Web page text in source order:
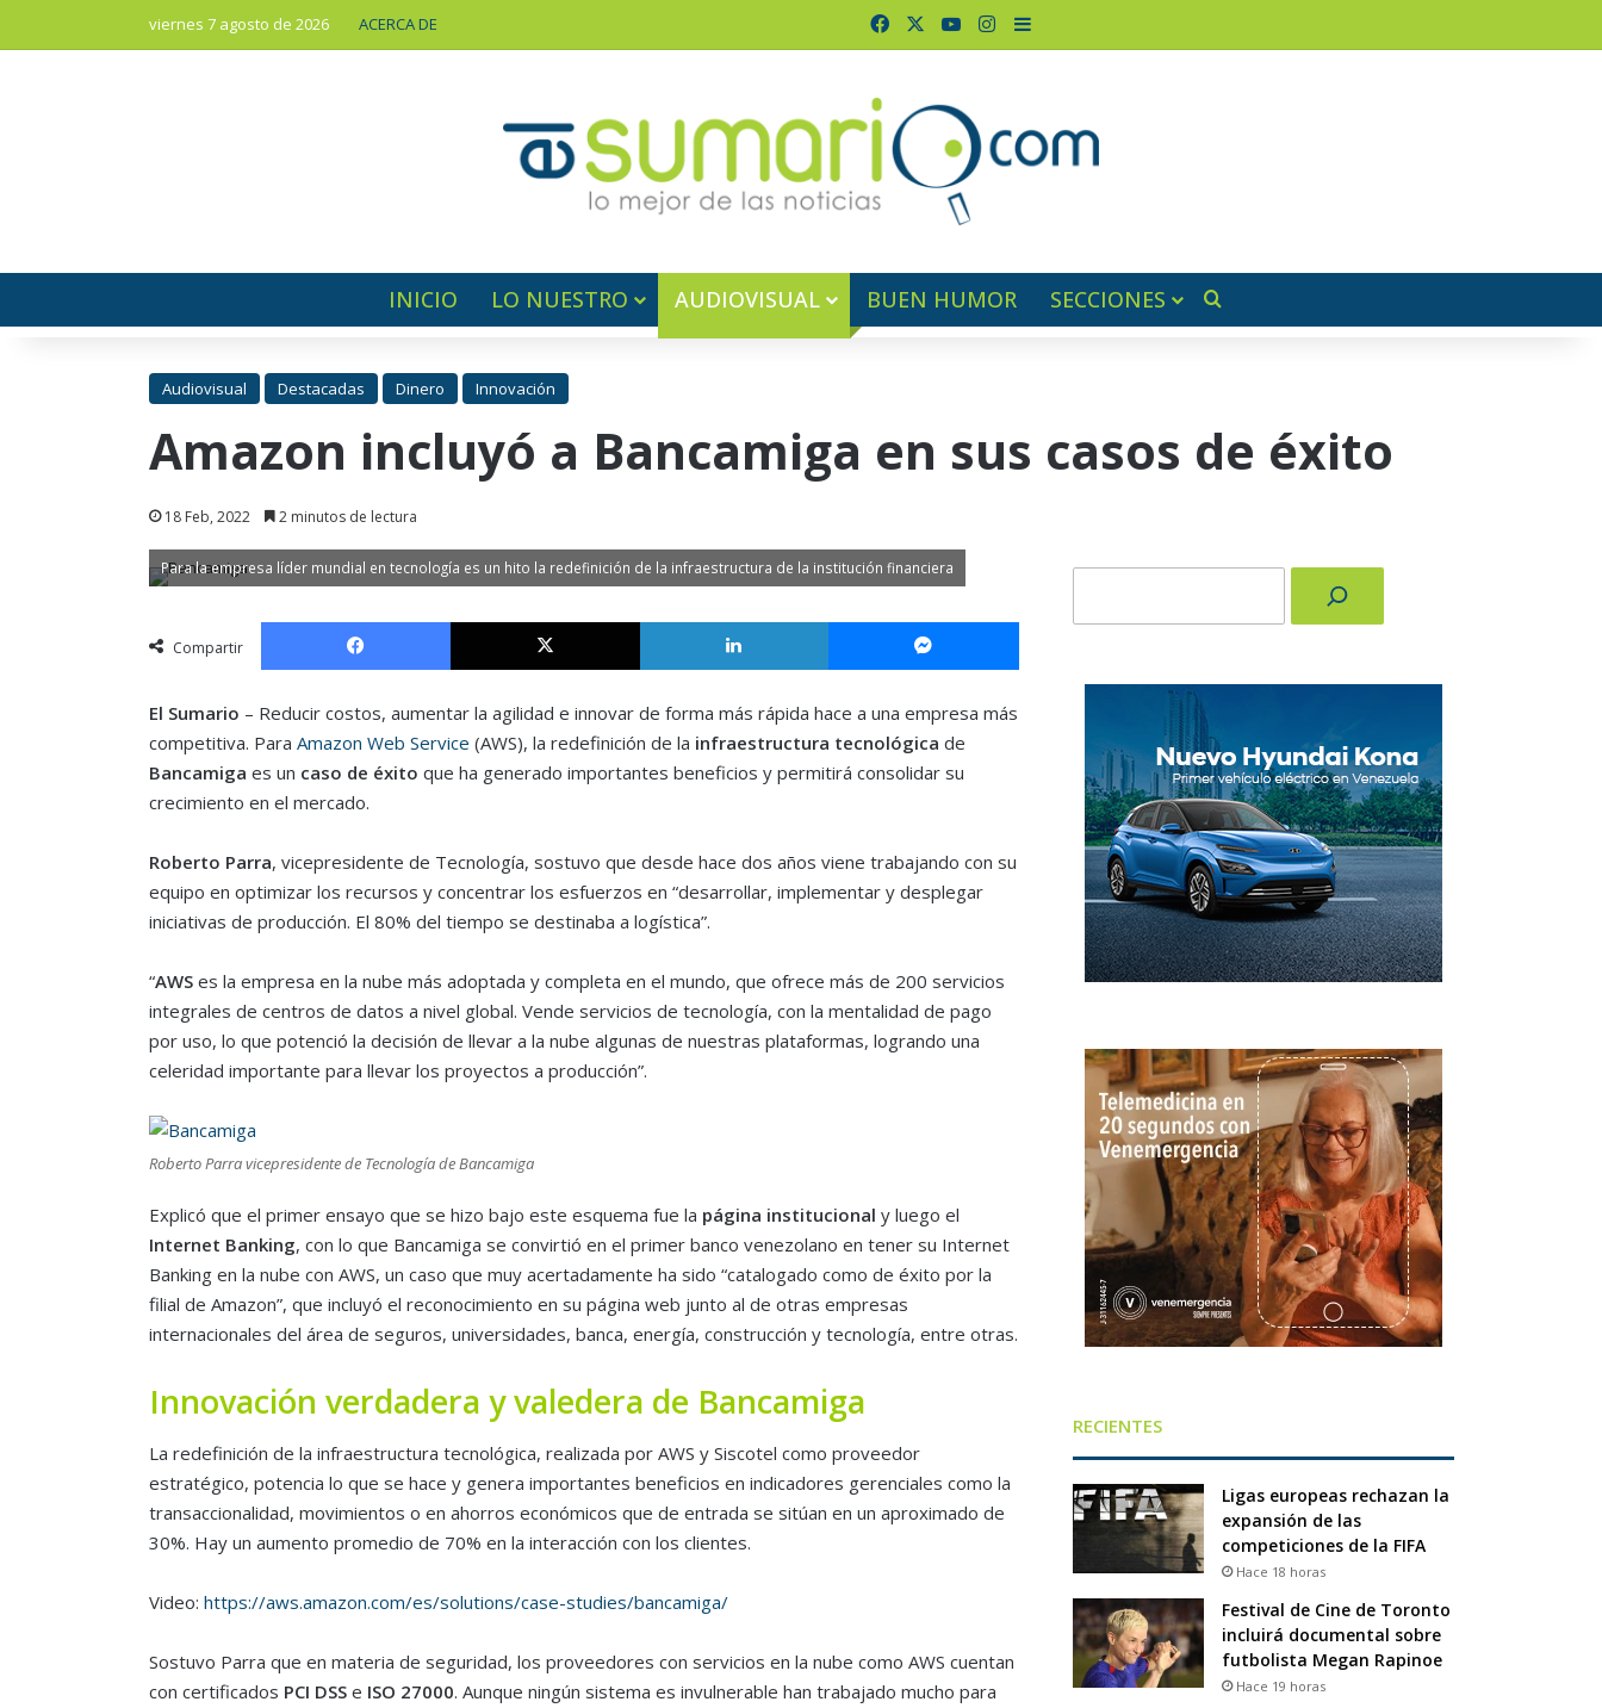
viernes 7 agosto de 2026 ACERCA DE FacebookYouTubeInstagram
Barra lateral
INICIO LO NUESTRO AUDIOVISUAL BUEN HUMOR SECCIONES
Audiovisual Destacadas Dinero Innovación
Amazon incluyó a Bancamiga en sus casos de éxito
18 Feb, 2022 2 minutos de lectura
Para la empresa líder mundial en tecnología es un hito la redefinición de la infraestructura de la institución financiera
Compartir
Facebook X LinkedIn Messenger
El Sumario – Reducir costos, aumentar la agilidad e innovar de forma más rápida hace a una empresa más
competitiva. Para Amazon Web Service (AWS), la redefinición de la infraestructura tecnológica de
Bancamiga es un caso de éxito que ha generado importantes beneficios y permitirá consolidar su
crecimiento en el mercado.
Roberto Parra, vicepresidente de Tecnología, sostuvo que desde hace dos años viene trabajando con su
equipo en optimizar los recursos y concentrar los esfuerzos en “desarrollar, implementar y desplegar
iniciativas de producción. El 80% del tiempo se destinaba a logística”.
“AWSes la empresa en la nube más adoptada y completa en el mundo, que ofrece más de 200 servicios
integrales de centros de datos a nivel global. Vende servicios de tecnología, con la mentalidad de pago
por uso, lo que potenció la decisión de llevar a la nube algunas de nuestras plataformas, logrando una
celeridad importante para llevar los proyectos a producción”.
Roberto Parra vicepresidente de Tecnología de Bancamiga
Explicó que el primer ensayo que se hizo bajo este esquema fue la página institucional y luego el
Internet Banking, con lo que Bancamiga se convirtió en el primer banco venezolano en tener su Internet
Banking en la nube con AWS, un caso que muy acertadamente ha sido “catalogado como de éxito por la
filial de Amazon”, que incluyó el reconocimiento en su página web junto al de otras empresas
internacionales del área de seguros, universidades, banca, energía, construcción y tecnología, entre otras.
Innovación verdadera y valedera de Bancamiga
La redefinición de la infraestructura tecnológica, realizada por AWS y Siscotel como proveedor
estratégico, potencia lo que se hace y genera importantes beneficios en indicadores gerenciales como la
transaccionalidad, movimientos o en ahorros económicos que de entrada se sitúan en un aproximado de
30%. Hay un aumento promedio de 70% en la interacción con los clientes.
Video: https://aws.amazon.com/es/solutions/case-studies/bancamiga/
Sostuvo Parra que en materia de seguridad, los proveedores con servicios en la nube como AWS cuentan
con certificados PCI DSSe ISO 27000. Aunque ningún sistema es invulnerable han trabajado mucho para
RECIENTES
Ligas europeas rechazan la
expansión de las
competiciones de la FIFA
Hace 18 horas
Festival de Cine de Toronto
incluirá documental sobre
futbolista Megan Rapinoe
Hace 19 horas